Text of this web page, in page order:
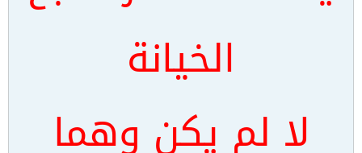
الخيانة
لا لم يكن وهما